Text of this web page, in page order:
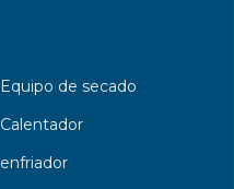
Equipo de secado
Calentador
enfriador